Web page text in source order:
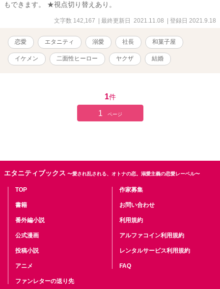
もできます。 ★視点切り替えあり。
文字数 142,167 | 最終更新日 2021.11.08 | 登録日 2021.9.18
恋愛 エタニティ 溺愛 社長 和菓子屋
イケメン 二面性ヒーロー ヤクザ 結婚
1件
1 ページ
エタニティブックス 〜愛され乱される、オトナの恋。溺愛主義の恋愛レーベル〜
TOP
書籍
番外編小説
公式漫画
投稿小説
アニメ
ファンレターの送り先
作家募集
お問い合わせ
利用規約
アルファコイン利用規約
レンタルサービス利用規約
FAQ